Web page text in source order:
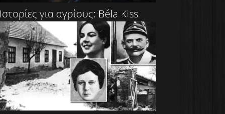
Ιστορίες για αγρίους: Béla Kiss